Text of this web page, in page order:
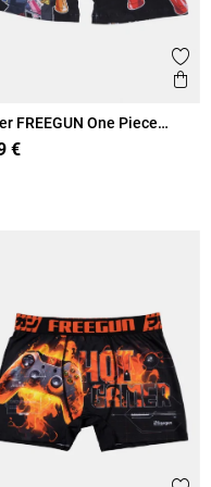
favoris
FREEGUN One Piece
€